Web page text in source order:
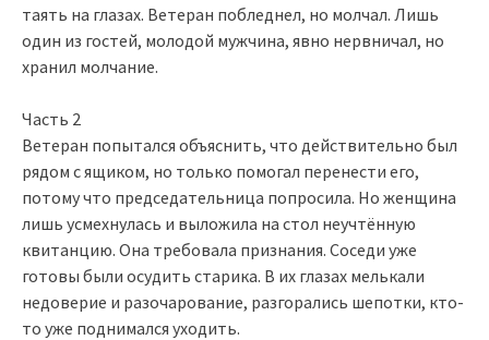
таять на глазах. Ветеран побледнел, но молчал. Лишь
один из гостей, молодой мужчина, явно нервничал, но
хранил молчание.
Часть 2
Ветеран попытался объяснить, что действительно был
рядом с ящиком, но только помогал перенести его,
потому что председательница попросила. Но женщина
лишь усмехнулась и выложила на стол неучтённую
квитанцию. Она требовала признания. Соседи уже
готовы были осудить старика. В их глазах мелькали
недоверие и разочарование, разгорались шепотки, кто-
то уже поднимался уходить.